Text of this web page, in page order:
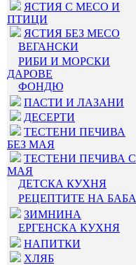
ЯСТИЯ С МЕСО И
ПТИЦИ
ЯСТИЯ БЕЗ МЕСО
ВЕГАНСКИ
РИБИ И МОРСКИ
ДАРОВЕ
ФОНДЮ
ПАСТИ И ЛАЗАНИ
ДЕСЕРТИ
ТЕСТЕНИ ПЕЧИВА
БЕЗ МАЯ
ТЕСТЕНИ ПЕЧИВА С
МАЯ
ДЕТСКА КУХНЯ
РЕЦЕПТИТЕ НА БАБА
ЗИМНИНА
ЕРГЕНСКА КУХНЯ
НАПИТКИ
ХЛЯБ